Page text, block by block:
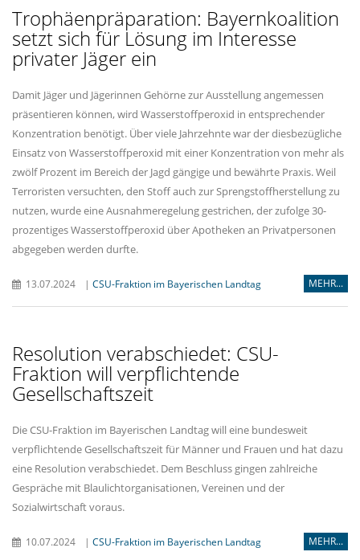
Trophäenpräparation: Bayernkoalition
setzt sich für Lösung im Interesse
privater Jäger ein
Damit Jäger und Jägerinnen Gehörne zur Ausstellung angemessen
präsentieren können, wird Wasserstoffperoxid in entsprechender
Konzentration benötigt. Über viele Jahrzehnte war der diesbezügliche
Einsatz von Wasserstoffperoxid mit einer Konzentration von mehr als
zwölf Prozent im Bereich der Jagd gängige und bewährte Praxis. Weil
Terroristen versuchten, den Stoff auch zur Sprengstoffherstellung zu
nutzen, wurde eine Ausnahmeregelung gestrichen, der zufolge 30-
prozentiges Wasserstoffperoxid über Apotheken an Privatpersonen
abgegeben werden durfte.
13.07.2024 | CSU-Fraktion im Bayerischen Landtag MEHR...
Resolution verabschiedet: CSU-
Fraktion will verpflichtende
Gesellschaftszeit
Die CSU-Fraktion im Bayerischen Landtag will eine bundesweit
verpflichtende Gesellschaftszeit für Männer und Frauen und hat dazu
eine Resolution verabschiedet. Dem Beschluss gingen zahlreiche
Gespräche mit Blaulichtorganisationen, Vereinen und der
Sozialwirtschaft voraus.
10.07.2024 | CSU-Fraktion im Bayerischen Landtag MEHR...